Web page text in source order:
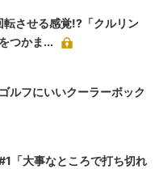
転させる感覚!?「クルリン
つかま...
ルフにいいクーラーボック
「大事なところで打ち切れ